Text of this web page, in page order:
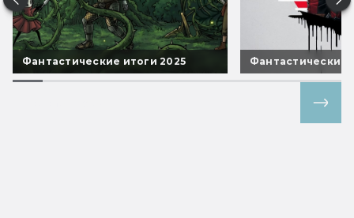
Фантастические итоги 2025 Фантастические